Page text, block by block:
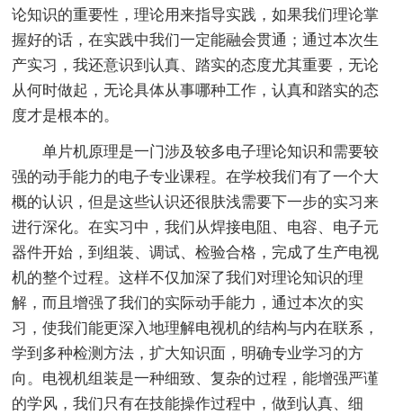
论知识的重要性，理论用来指导实践，如果我们理论掌
握好的话，在实践中我们一定能融会贯通；通过本次生
产实习，我还意识到认真、踏实的态度尤其重要，无论
从何时做起，无论具体从事哪种工作，认真和踏实的态
度才是根本的。
单片机原理是一门涉及较多电子理论知识和需要较
强的动手能力的电子专业课程。在学校我们有了一个大
概的认识，但是这些认识还很肤浅需要下一步的实习来
进行深化。在实习中，我们从焊接电阻、电容、电子元
器件开始，到组装、调试、检验合格，完成了生产电视
机的整个过程。这样不仅加深了我们对理论知识的理
解，而且增强了我们的实际动手能力，通过本次的实
习，使我们能更深入地理解电视机的结构与内在联系，
学到多种检测方法，扩大知识面，明确专业学习的方
向。电视机组装是一种细致、复杂的过程，能增强严谨
的学风，我们只有在技能操作过程中，做到认真、细